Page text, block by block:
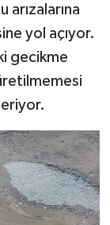
yol açıyor.
gecikme